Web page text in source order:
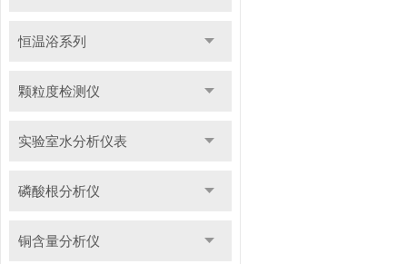
恒温浴系列
颗粒度检测仪
实验室水分析仪表
磷酸根分析仪
铜含量分析仪